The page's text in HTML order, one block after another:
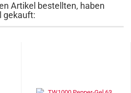
Artikel bestellten, haben
gekauft: